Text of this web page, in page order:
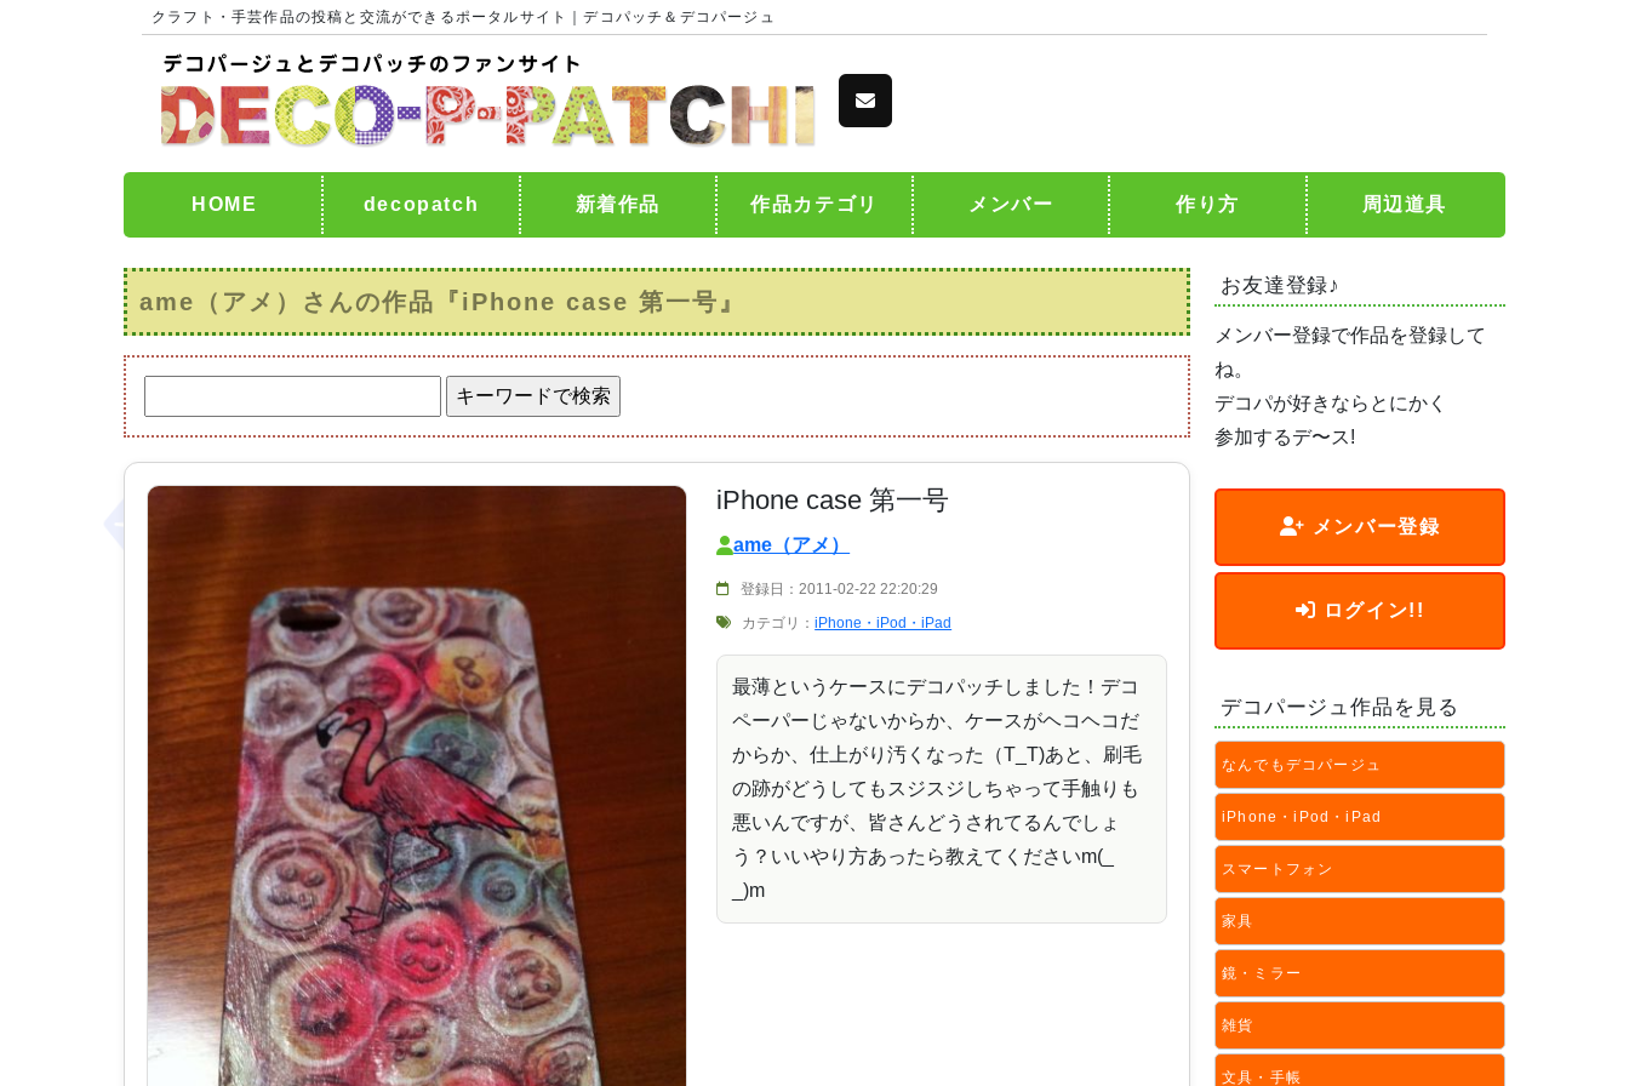
クラフト・手芸作品の投稿と交流ができるポータルサイト｜デコパッチ＆デコパージュ
HOME decopatch 新着作品 作品カテゴリ メンバー 作り方 周辺道具
お友達登録♪
メンバー登録で作品を登録して
ね。
デコパが好きならとにかく
参加するデ〜ス!
メンバー登録
ログイン!!
デコパージュ作品を見る
なんでもデコパージュ
iPhone・iPod・iPad
スマートフォン
家具
鏡・ミラー
雑貨
文具・手帳
ame（アメ）さんの作品『iPhone case 第一号』
iPhone case 第一号
ame（アメ）
登録日：2011-02-22 22:20:29
カテゴリ：iPhone・iPod・iPad
最薄というケースにデコパッチしました！デコ
ペーパーじゃないからか、ケースがヘコヘコだ
からか、仕上がり汚くなった（T_T)あと、刷毛
の跡がどうしてもスジスジしちゃって手触りも
悪いんですが、皆さんどうされてるんでしょ
う？いいやり方あったら教えてくださいm(_
_)m